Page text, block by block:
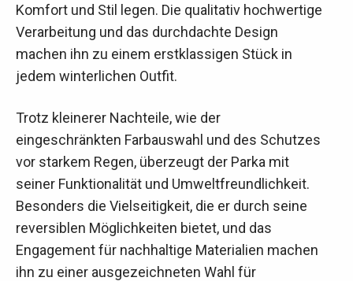
Komfort und Stil legen. Die qualitativ hochwertige
Verarbeitung und das durchdachte Design
machen ihn zu einem erstklassigen Stück in
jedem winterlichen Outfit.
Trotz kleinerer Nachteile, wie der
eingeschränkten Farbauswahl und des Schutzes
vor starkem Regen, überzeugt der Parka mit
seiner Funktionalität und Umweltfreundlichkeit.
Besonders die Vielseitigkeit, die er durch seine
reversiblen Möglichkeiten bietet, und das
Engagement für nachhaltige Materialien machen
ihn zu einer ausgezeichneten Wahl für